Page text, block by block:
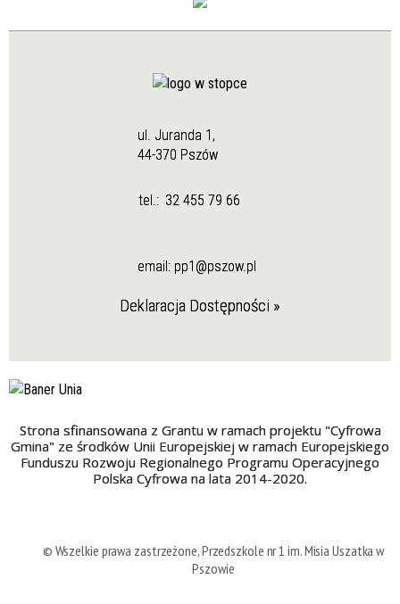
ul. Juranda 1,
44-370 Pszów
tel.: 32 455 79 66
email: pp1@pszow.pl
Deklaracja Dostępności »
Strona sfinansowana z Grantu w ramach projektu "Cyfrowa
Gmina" ze środków Unii Europejskiej w ramach Europejskiego
Funduszu Rozwoju Regionalnego Programu Operacyjnego
Polska Cyfrowa na lata 2014-2020.
© Wszelkie prawa zastrzeżone, Przedszkole nr 1 im. Misia Uszatka w
Pszowie